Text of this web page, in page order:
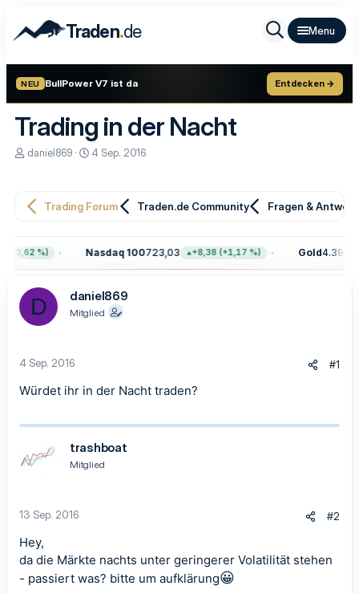
Traden.de
NEU BullPower V7 ist da Entdecken →
Trading in der Nacht
E
e
r
daniel869
E
e
a
m
4 Sep. 2016
Trading Forum Traden.de Community Fragen &
%) Nasdaq 100723,03 +8,38 (+1,17 %) Gold4.399,70
D daniel869
Mitglied
4 Sep. 2016 #1
Würdet ihr in der Nacht traden?
trashboat
Mitglied
13 Sep. 2016 #2
Hey,
da die Märkte nachts unter geringerer Volatilität stehen
- passiert was? bitte um aufklärung😀